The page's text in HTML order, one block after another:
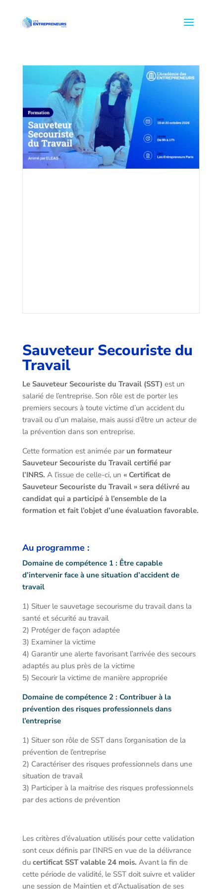
Sauveteur Secouriste du
Travail
Le Sauveteur Secouriste du Travail (SST) est un
salarié de l’entreprise. Son rôle est de porter les
premiers secours à toute victime d’un accident du
travail ou d’un malaise, mais aussi d’être un acteur de
la prévention dans son entreprise.
Cette formation est animée par un formateur
Sauveteur Secouriste du Travail certifié par
l’INRS. A l’issue de celle-ci, un « Certificat de
Sauveteur Secouriste du Travail » sera délivré au
candidat qui a participé à l’ensemble de la
formation et fait l’objet d’une évaluation favorable.
Au programme :
Domaine de compétence 1 : Être capable
d’intervenir face à une situation d’accident de
travail
1) Situer le sauvetage secourisme du travail dans la
santé et sécurité au travail
2) Protéger de façon adaptée
3) Examiner la victime
4) Garantir une alerte favorisant l’arrivée des secours
adaptés au plus près de la victime
5) Secourir la victime de manière appropriée
Domaine de compétence 2 : Contribuer à la
prévention des risques professionnels dans
l’entreprise
1) Situer son rôle de SST dans l’organisation de la
prévention de l’entreprise
2) Caractériser des risques professionnels dans une
situation de travail
3) Participer à la maitrise des risques professionnels
par des actions de prévention
Les critères d’évaluation utilisés pour cette validation
sont ceux définis par l’INRS en vue de la délivrance
du certificat SST valable 24 mois. Avant la fin de
cette période de validité, le SST doit suivre et valider
une session de Maintien et d’Actualisation de ses